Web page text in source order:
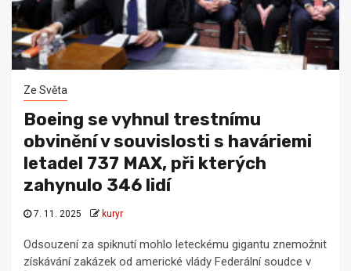
Ze Světa
Boeing se vyhnul trestnímu
obvinění v souvislosti s haváriemi
letadel 737 MAX, při kterých
zahynulo 346 lidí
7. 11. 2025 kuryr
Odsouzení za spiknutí mohlo leteckému gigantu znemožnit
získávání zakázek od americké vlády Federální soudce v